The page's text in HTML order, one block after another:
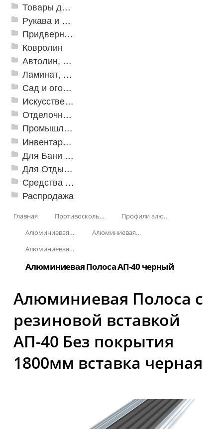
Товары для дома
Рукава и шланги промышленные
Придверные решетки
Ковролин
Автолин, Транслин, Линолеум
Ламинат, Кварцвиниловая плитка SPC
Сад и огород
Искусственная трава
Отделочные профили
Промышленный текстиль
Инвентарь для клининга
Для Бани и Сауны
Для Отдыха и Пикника
Средства от насекомых и садовых вредителей
Распродажа
Главная Противоскользящая защита для лестниц, профили, ленты
Профили алюминиевые с резиновой вставкой
Алюминиевая полоса с резиновыми вставками
Алюминиевая Полоса с резиновой вставкой АП-40
Алюминиевая Полоса с резиновой вставкой АП-40 Без покрытия
Алюминиевая Полоса АП-40 черный
Алюминиевая Полоса с
резиновой вставкой
АП-40 Без покрытия
1800мм вставка черная